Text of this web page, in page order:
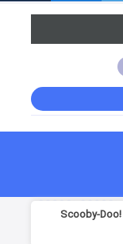
دانلود انیمیشن Scooby-Doo!